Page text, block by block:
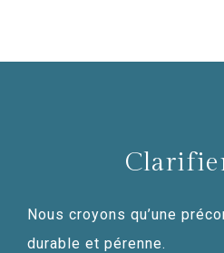
Nous croyons qu’une
durable et pérenne.